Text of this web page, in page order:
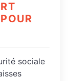
sociale